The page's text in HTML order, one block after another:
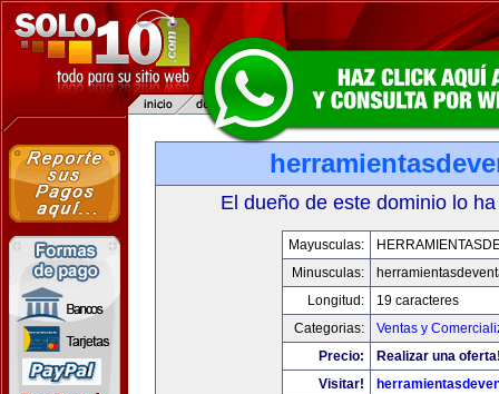
El dueño de este dominio lo
Mayusculas:
Minusculas:
Longitud:
19 caracteres
Categorias:
Ventas y
Precio:
Realizar una
Visitar!